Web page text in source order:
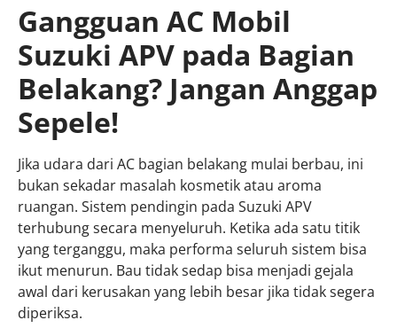
Gangguan AC Mobil
Suzuki APV pada Bagian
Belakang? Jangan Anggap
Sepele!
Jika udara dari AC bagian belakang mulai berbau, ini
bukan sekadar masalah kosmetik atau aroma
ruangan. Sistem pendingin pada Suzuki APV
terhubung secara menyeluruh. Ketika ada satu titik
yang terganggu, maka performa seluruh sistem bisa
ikut menurun. Bau tidak sedap bisa menjadi gejala
awal dari kerusakan yang lebih besar jika tidak segera
diperiksa.